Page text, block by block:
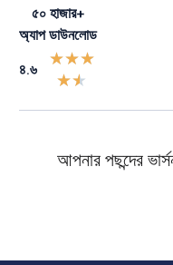
৫০ হাজার+
অ্যাপ ডাউনলোড
৪.৬
★★★
★★
আপনার পছন্দের